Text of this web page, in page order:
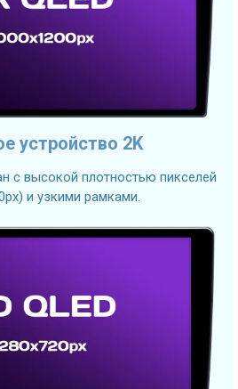
устройство 2K
с высокой плотностью пикселей
и узкими рамками.